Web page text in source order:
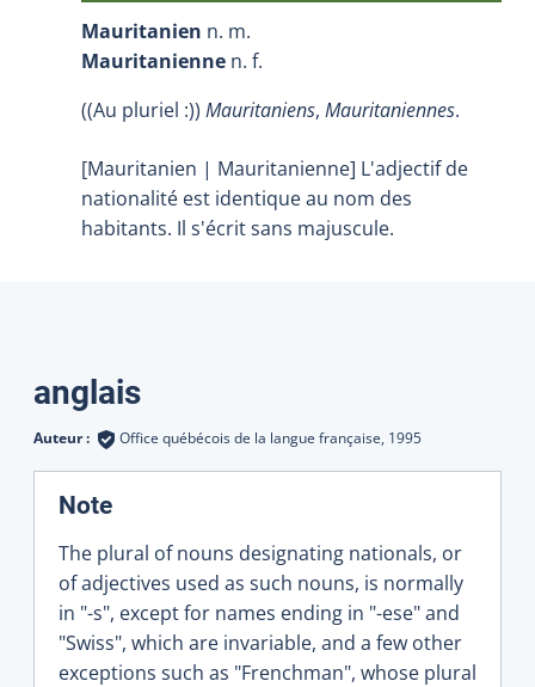
Mauritanien n. m.
Mauritanienne n. f.
((Au pluriel :)) Mauritaniens, Mauritaniennes.
[Mauritanien | Mauritanienne] L'adjectif de
nationalité est identique au nom des
habitants. Il s'écrit sans majuscule.
Traductions
anglais
Auteur : Office québécois de la langue française, 1995
Note:
The plural of nouns designating nationals, or
of adjectives used as such nouns, is normally
in "-s", except for names ending in "-ese" and
"Swiss", which are invariable, and a few other
exceptions such as "Frenchman", whose plural